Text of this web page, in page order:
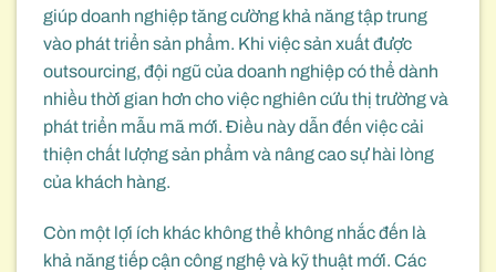
giúp doanh nghiệp tăng cường khả năng tập trung
vào phát triển sản phẩm. Khi việc sản xuất được
outsourcing, đội ngũ của doanh nghiệp có thể dành
nhiều thời gian hơn cho việc nghiên cứu thị trường và
phát triển mẫu mã mới. Điều này dẫn đến việc cải
thiện chất lượng sản phẩm và nâng cao sự hài lòng
của khách hàng.
Còn một lợi ích khác không thể không nhắc đến là
khả năng tiếp cận công nghệ và kỹ thuật mới. Các